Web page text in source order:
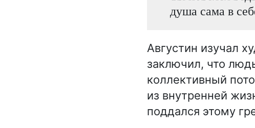
душа сама в
Августин изучал
заключил, что
коллективный
из внутренней
поддался этому